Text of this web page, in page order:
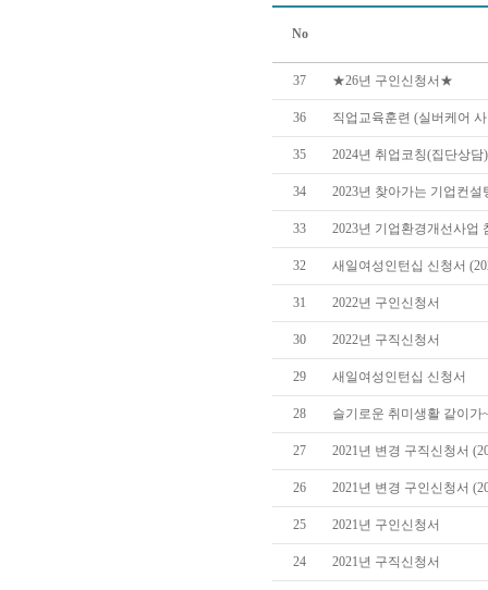
No
37 ★26년 구인신청서★
36 직업교육훈련 (실버케어
35 2024년 취업코칭(집단상
34 2023년 찾아가는 기업컨설
33 2023년 기업환경개선사업
32 새일여성인턴십 신청서
31 2022년 구인신청서
30 2022년 구직신청서
29 새일여성인턴십 신청서
28 슬기로운 취미생활 같이
27 2021년 변경 구직신청서
26 2021년 변경 구인신청서
25 2021년 구인신청서
24 2021년 구직신청서